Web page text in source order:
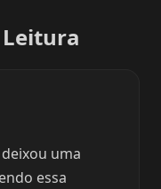
Leitura
uma
essa